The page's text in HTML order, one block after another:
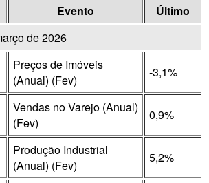
Evento
Último
de 2026
Preços de Imóveis
(Anual) (Fev)
-3,1%
Vendas no Varejo (Anual)
(Fev)
0,9%
Produção Industrial
(Anual) (Fev)
5,2%